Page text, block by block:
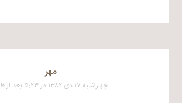
مهر
چهارشنبه ۱۷ دی ۱۳۸۲ در ۵:۲۳ بعد از ظهر